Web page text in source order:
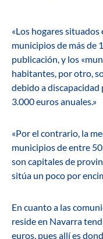
«Los hogares
municipios de más de
publicación, y los
habitantes, por otro,
debido a discapacidad
3.000 euros anuales.»
«Por el contrario, la
municipios de entre
son capitales de
sitúa un poco por
En cuanto a las
reside en Navarra
euros, pues allí es